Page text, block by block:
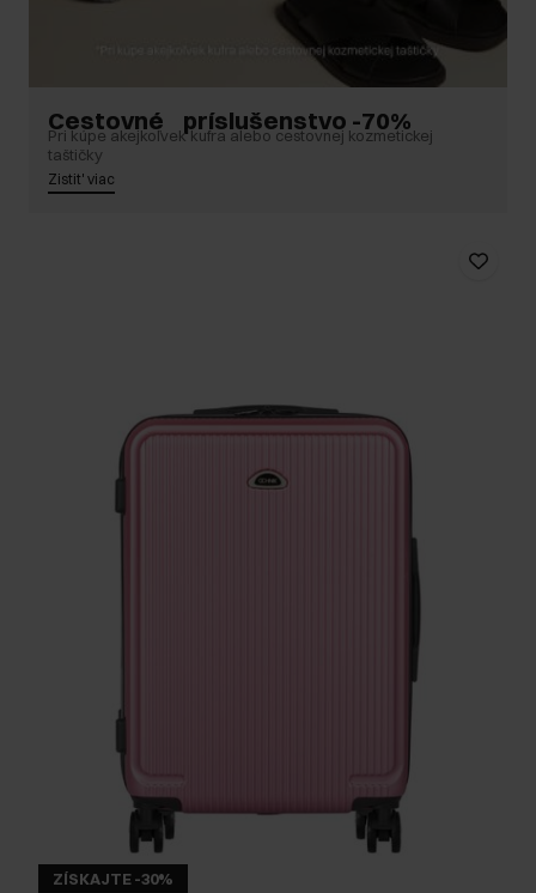
ZÍSKAJTE -30%
Cestovné príslušenstvo -70%
Pri kúpe akejkoľvek kufra alebo cestovnej kozmetickej
taštičky
Zistit' viac